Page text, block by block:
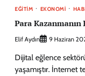
EĞITIM EKONOMI
Para
Elif Aydın 9 Haziran
Dijital eğlence
yaşamıştır. İnternet